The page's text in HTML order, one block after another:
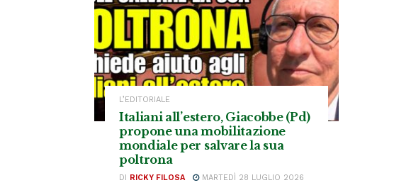
L’EDITORIALE
Italiani all’estero, Giacobbe (Pd)
propone una mobilitazione
mondiale per salvare la sua
poltrona
DI RICKY FILOSA MARTEDÌ 28 LUGLIO 2026